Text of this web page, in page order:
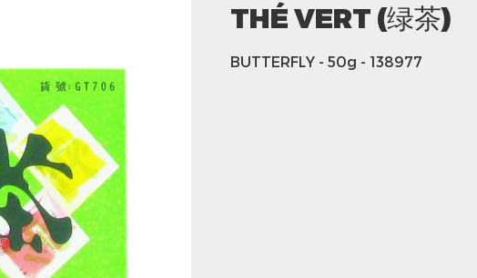
THÉ VERT (绿茶)
BUTTERFLY - 50g - 138977